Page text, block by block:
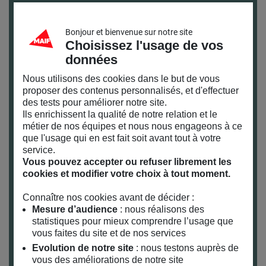
l’université Paris Ouest. Il abordera les
bouleversements engendrés par la réalité virtuelle
dans la perception du corps humain.
Amaury Solignac, Directeur d’I.C.E.B.E.R.G
(Isolated and Confined Environments Behavior
and Emotions Research Group), société de
services spécialisée dans la réalité virtuelle. Il
expliquera en quoi la technologie de l’image est
un outil précieux dans la préparation
psychologique à des situations de confinement
Antarctique.
Thomas Gregory, chirurgien orthopédiste et
fondateur de la
Fondation Movéo
. Il explicitera
comment les nouvelles technologies viennent
Bonjour et bienvenue sur notre site
Choisissez l'usage de vos
données
Nous utilisons des cookies dans le but de vous
proposer des contenus personnalisés, et d'effectuer
des tests pour améliorer notre site.
Ils enrichissent la qualité de notre relation et le
métier de nos équipes et nous nous engageons à ce
que l'usage qui en est fait soit avant tout à votre
service.
Vous pouvez accepter ou refuser librement les
cookies et modifier votre choix à tout moment.
Connaître nos cookies avant de décider :
Mesure d’audience: nous réalisons des
statistiques pour mieux comprendre l’usage que
vous faites du site et de nos services
Evolution de notre site: nous testons auprès de
vous des améliorations de notre site